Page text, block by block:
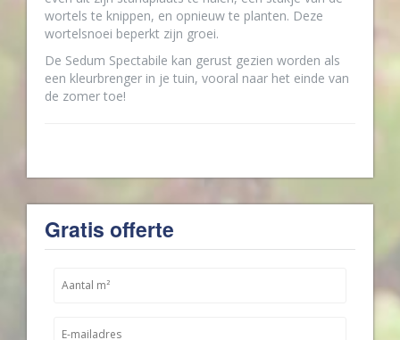
wortels te knippen, en opnieuw te planten. Deze
wortelsnoei beperkt zijn groei.
De Sedum Spectabile kan gerust gezien worden als
een kleurbrenger in je tuin, vooral naar het einde van
de zomer toe!
Gratis offerte